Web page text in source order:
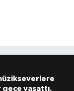
gece yaşattı.